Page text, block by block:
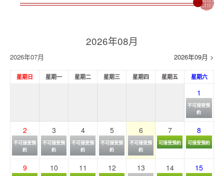
2026年08月
2026年07月 2026年09月 >
星期日 星期一 星期二 星期三 星期四 星期五 星期六
1
不可接受預
約
2
不可接受預
約
3
不可接受預
約
4
不可接受預
約
5
不可接受預
約
6
不可接受預
約
7
可接受預約
8
可接受預約
9 10 11 12 13 14 15